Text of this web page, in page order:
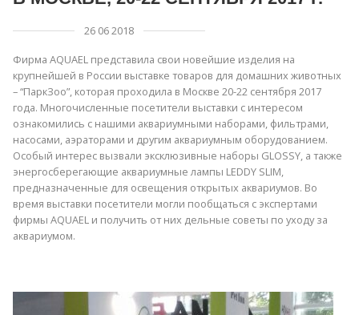
26 06 2018
Фирма AQUAEL представила свои новейшие изделия на
крупнейшей в России выставке товаров для домашних животных
– “ПаркЗоо”, которая проходила в Москве 20-22 сентября 2017
года. Многочисленные посетители выставки с интересом
ознакомились с нашими аквариумными наборами, фильтрами,
насосами, аэраторами и другим аквариумным оборудованием.
Особый интерес вызвали эксклюзивные наборы GLOSSY, а также
энергосберегающие аквариумные лампы LEDDY SLIM,
предназначенные для освещения открытых аквариумов. Во
время выставки посетители могли пообщаться с экспертами
фирмы AQUAEL и получить от них дельные советы по уходу за
аквариумом.